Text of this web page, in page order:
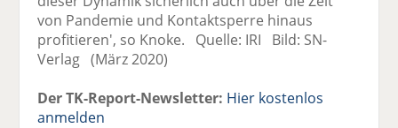
von Pandemie und Kontaktsperre hinaus
profitieren', so Knoke. Quelle: IRI Bild: SN-
Verlag (März 2020)
Der TK-Report-Newsletter: Hier kostenlos
anmelden